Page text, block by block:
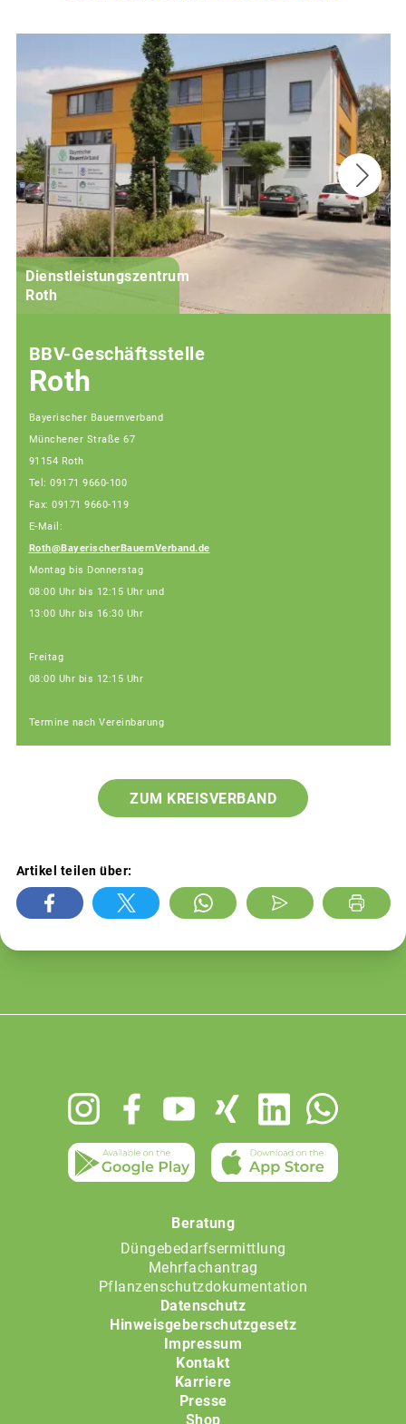
Dienstleistungszentrum
Roth
BBV-Geschäftsstelle
Roth
Bayerischer Bauernverband
Münchener Straße 67
91154 Roth
Tel: 09171 9660-100
Fax: 09171 9660-119
E-Mail:
Roth@BayerischerBauernVerband.de
Montag bis Donnerstag
08:00 Uhr bis 12:15 Uhr und
13:00 Uhr bis 16:30 Uhr
Freitag
08:00 Uhr bis 12:15 Uhr
Termine nach Vereinbarung
ZUM KREISVERBAND
Artikel teilen über:
Beratung
Düngebedarfsermittlung
Mehrfachantrag
Pflanzenschutzdokumentation
Datenschutz
Hinweisgeberschutzgesetz
Impressum
Kontakt
Karriere
Presse
Shop